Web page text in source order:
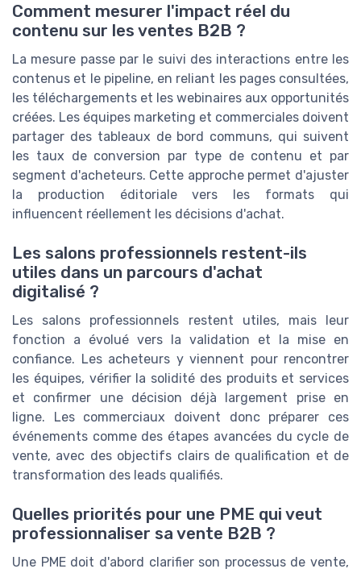
Comment mesurer l'impact réel du
contenu sur les ventes B2B ?
La mesure passe par le suivi des interactions entre les
contenus et le pipeline, en reliant les pages consultées,
les téléchargements et les webinaires aux opportunités
créées. Les équipes marketing et commerciales doivent
partager des tableaux de bord communs, qui suivent
les taux de conversion par type de contenu et par
segment d'acheteurs. Cette approche permet d'ajuster
la production éditoriale vers les formats qui
influencent réellement les décisions d'achat.
Les salons professionnels restent-ils
utiles dans un parcours d'achat
digitalisé ?
Les salons professionnels restent utiles, mais leur
fonction a évolué vers la validation et la mise en
confiance. Les acheteurs y viennent pour rencontrer
les équipes, vérifier la solidité des produits et services
et confirmer une décision déjà largement prise en
ligne. Les commerciaux doivent donc préparer ces
événements comme des étapes avancées du cycle de
vente, avec des objectifs clairs de qualification et de
transformation des leads qualifiés.
Quelles priorités pour une PME qui veut
professionnaliser sa vente B2B ?
Une PME doit d'abord clarifier son processus de vente,